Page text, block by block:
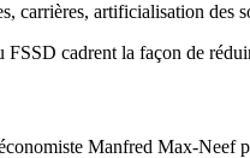
carrières, artificialisation des
cadrent la façon de
Manfred Max-Neef